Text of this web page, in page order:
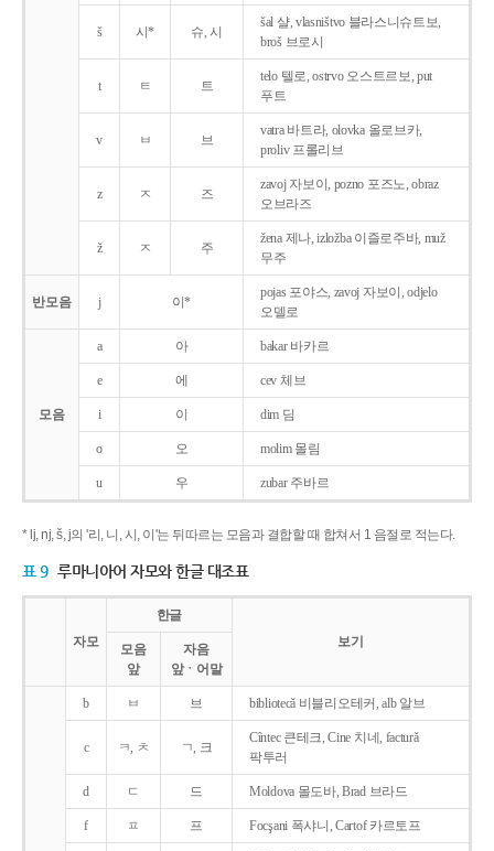
š 시* 슈, 시
šal 샬, vlasništvo 블라스니슈트보,
broš 브로시
t ㅌ 트
telo 텔로, ostrvo 오스트르보, put
푸트
v ㅂ 브
vatra 바트라, olovka 올로브카,
proliv 프롤리브
z ㅈ 즈
zavoj 자보이, pozno 포즈노, obraz
오브라즈
ž ㅈ 주
žena 제나, izložba 이즐로주바, muž
무주
반모음 j 이*
pojas 포야스, zavoj 자보이, odjelo
오델로
모음
a 아 bakar 바카르
e 에 cev 체브
i 이 dim 딤
o 오 molim 몰림
u 우 zubar 주바르
* lj, nj, š, j의 '리, 니, 시, 이'는 뒤따르는 모음과 결합할 때 합쳐서 1 음절로 적는다.
표 9 루마니아어 자모와 한글 대조표
자모
한글
보기
모음
앞
자음
앞ㆍ어말
b ㅂ 브 bibliotecǎ 비블리오테커, alb 알브
c ㅋ, ㅊ ㄱ, 크
Cîntec 큰테크, Cine 치네, facturǎ
팍투러
d ㄷ 드 Moldova 몰도바, Brad 브라드
f ㅍ 프 Focşani 폭샤니, Cartof 카르토프